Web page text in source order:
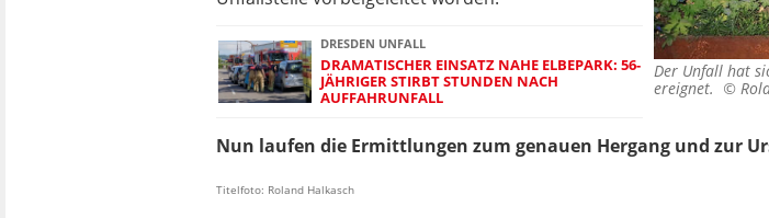
Der Unfall hat
ereignet. ©
DRESDEN UNFALL
DRAMATISCHER EINSATZ NAHE ELBEPARK: 56-
JÄHRIGER STIRBT STUNDEN NACH
AUFFAHRUNFALL
Nun laufen die Ermittlungen zum genauen Hergang und zur
Titelfoto: Roland Halkasch